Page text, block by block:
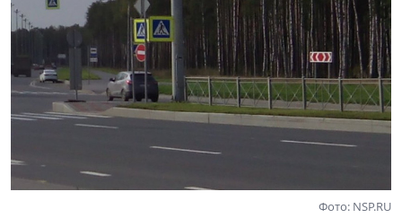
Фото: NSP.RU